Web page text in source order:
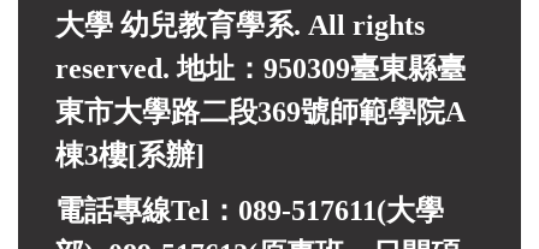
大學 幼兒教育學系. All rights
reserved. 地址：950309臺東縣臺
東市大學路二段369號師範學院A
棟3樓[系辦]
電話專線Tel：089-517611(大學